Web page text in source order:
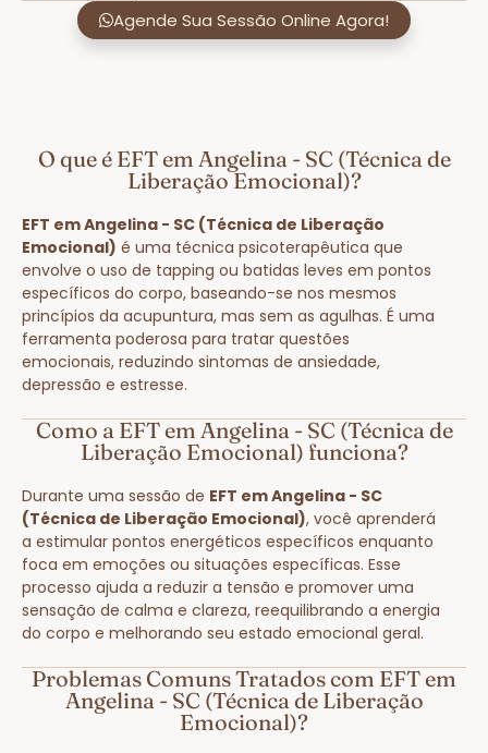
Agende Sua Sessão Online Agora!
O que é EFT em Angelina - SC (Técnica de
Liberação Emocional)?
EFT em Angelina - SC (Técnica de Liberação
Emocional) é uma técnica psicoterapêutica que
envolve o uso de tapping ou batidas leves em pontos
específicos do corpo, baseando-se nos mesmos
princípios da acupuntura, mas sem as agulhas. É uma
ferramenta poderosa para tratar questões
emocionais, reduzindo sintomas de ansiedade,
depressão e estresse.
Como a EFT em Angelina - SC (Técnica de
Liberação Emocional) funciona?
Durante uma sessão de EFT em Angelina - SC
(Técnica de Liberação Emocional), você aprenderá
a estimular pontos energéticos específicos enquanto
foca em emoções ou situações específicas. Esse
processo ajuda a reduzir a tensão e promover uma
sensação de calma e clareza, reequilibrando a energia
do corpo e melhorando seu estado emocional geral.
Problemas Comuns Tratados com EFT em
Angelina - SC (Técnica de Liberação
Emocional)?